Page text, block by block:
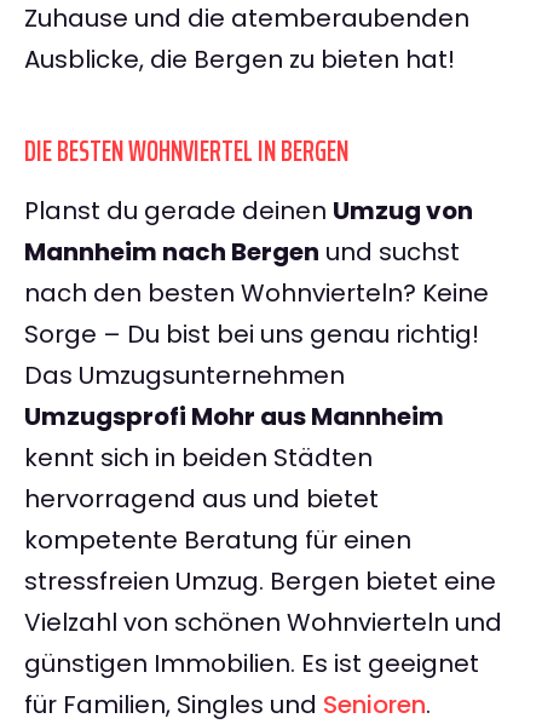
Zuhause und die atemberaubenden
Ausblicke, die Bergen zu bieten hat!
DIE BESTEN WOHNVIERTEL IN BERGEN
Planst du gerade deinen Umzug von
Mannheim nach Bergen und suchst
nach den besten Wohnvierteln? Keine
Sorge – Du bist bei uns genau richtig!
Das Umzugsunternehmen
Umzugsprofi Mohr aus Mannheim
kennt sich in beiden Städten
hervorragend aus und bietet
kompetente Beratung für einen
stressfreien Umzug. Bergen bietet eine
Vielzahl von schönen Wohnvierteln und
günstigen Immobilien. Es ist geeignet
für Familien, Singles und Senioren.